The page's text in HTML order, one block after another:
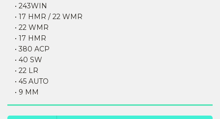
• 243WIN
• 17 HMR / 22 WMR
• 22 WMR
• 17 HMR
• 380 ACP
• 40 SW
• 22 LR
• 45 AUTO
• 9 MM